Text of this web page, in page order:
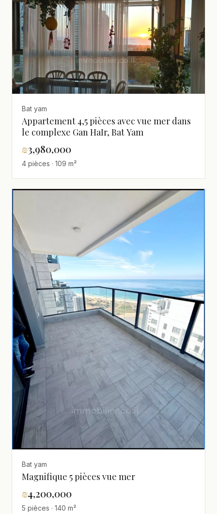
Bat yam
Appartement 4,5 pièces avec vue mer dans
le complexe Gan HaIr, Bat Yam
₪3,980,000
4 pièces · 109 m²
Bat yam
Magnifique 5 pièces vue mer
₪4,200,000
5 pièces · 140 m²